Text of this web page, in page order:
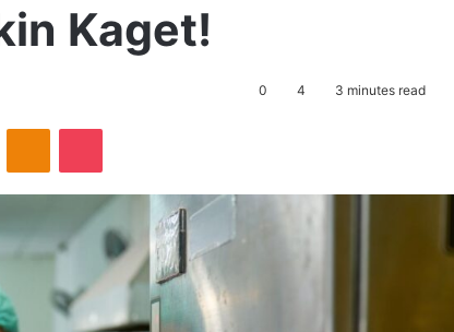
Kaget!
0 4 3 minutes read